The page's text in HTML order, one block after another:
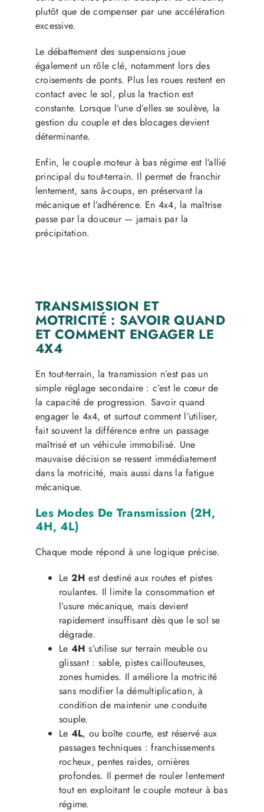
plutôt que de compenser par une accélération
excessive.
Le débattement des suspensions joue
également un rôle clé, notamment lors des
croisements de ponts. Plus les roues restent en
contact avec le sol, plus la traction est
constante. Lorsque l’une d’elles se soulève, la
gestion du couple et des blocages devient
déterminante.
Enfin, le couple moteur à bas régime est l’allié
principal du tout-terrain. Il permet de franchir
lentement, sans à-coups, en préservant la
mécanique et l’adhérence. En 4x4, la maîtrise
passe par la douceur — jamais par la
précipitation.
TRANSMISSION ET
MOTRICITÉ : SAVOIR QUAND
ET COMMENT ENGAGER LE
4X4
En tout-terrain, la transmission n’est pas un
simple réglage secondaire : c’est le cœur de
la capacité de progression. Savoir quand
engager le 4x4, et surtout comment l’utiliser,
fait souvent la différence entre un passage
maîtrisé et un véhicule immobilisé. Une
mauvaise décision se ressent immédiatement
dans la motricité, mais aussi dans la fatigue
mécanique.
Les Modes De Transmission (2H,
4H, 4L)
Chaque mode répond à une logique précise.
Le 2H est destiné aux routes et pistes
roulantes. Il limite la consommation et
l’usure mécanique, mais devient
rapidement insuffisant dès que le sol se
dégrade.
Le 4H s’utilise sur terrain meuble ou
glissant : sable, pistes caillouteuses,
zones humides. Il améliore la motricité
sans modifier la démultiplication, à
condition de maintenir une conduite
souple.
Le 4L, ou boîte courte, est réservé aux
passages techniques : franchissements
rocheux, pentes raides, ornières
profondes. Il permet de rouler lentement
tout en exploitant le couple moteur à bas
régime.